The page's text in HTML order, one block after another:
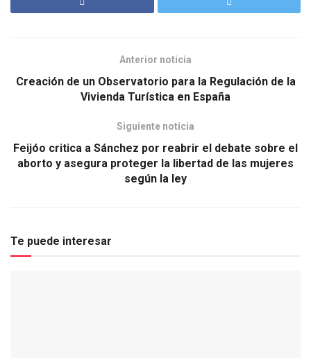
Anterior noticia
Creación de un Observatorio para la Regulación de la
Vivienda Turística en España
Siguiente noticia
Feijóo critica a Sánchez por reabrir el debate sobre el
aborto y asegura proteger la libertad de las mujeres
según la ley
Te puede interesar